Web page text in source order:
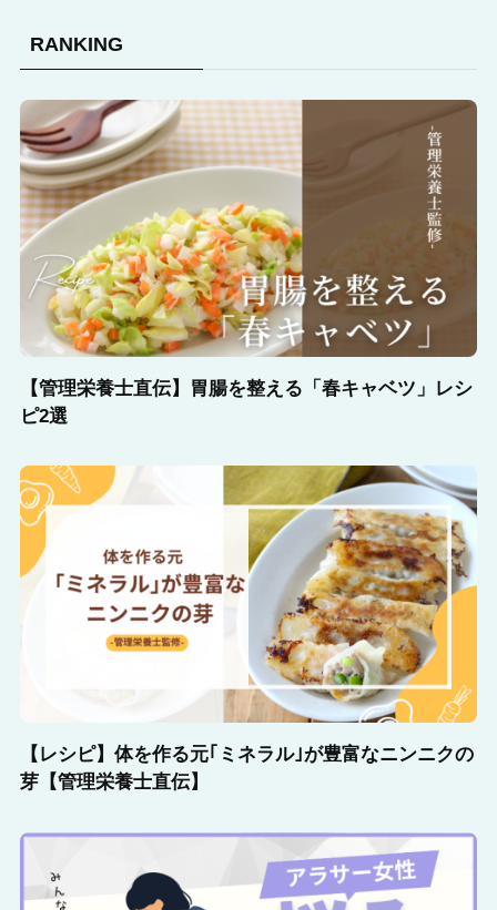
RANKING
【管理栄養士直伝】胃腸を整える「春キャベツ」レシ
ピ2選
【レシピ】体を作る元｢ミネラル｣が豊富なニンニクの
芽【管理栄養士直伝】